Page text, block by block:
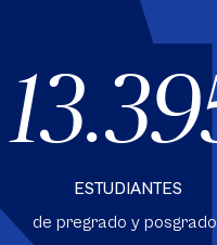
ESTUDIANTES
de pregrado y